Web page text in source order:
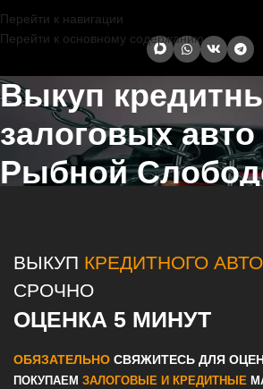
Перейти к навигации
Перейти к основному содержанию
Выкуп
залоговых авто
Рыбной
ВЫКУП КРЕДИТНОГО
СРОЧНО
ОЦЕНКА 5 МИНУТ
ОБЯЗАТЕЛЬНО СВЯЖИТЕСЬ ДЛЯ
ПОКУПАЕМ ЗАЛОГОВЫЕ И КРЕДИТНЫЕ